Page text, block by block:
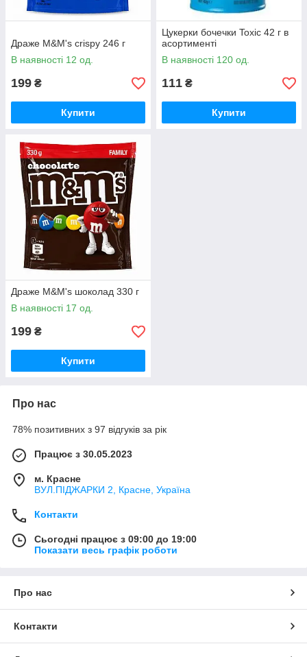
Драже M&M's crispy 246 г
В наявності 12 од.
199 ₴
Купити
Цукерки бочечки Toxic 42 г в
асортименті
В наявності 120 од.
111 ₴
Купити
Драже M&M's шоколад 330 г
В наявності 17 од.
199 ₴
Купити
Про нас
78% позитивних з 97 відгуків за рік
Працює з 30.05.2023
м. Красне
ВУЛ.ПІДЖАРКИ 2, Красне, Україна
Контакти
Сьогодні працює з 09:00 до 19:00
Показати весь графік роботи
Про нас
Контакти